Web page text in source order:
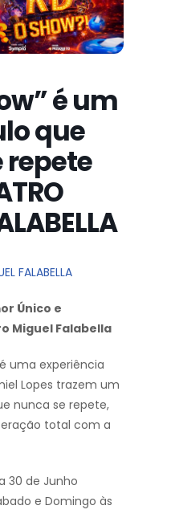
é um
que
repete
FALABELLA
Único e
Miguel Falabella
uma experiência
Lopes trazem um
nunca se repete,
total com a
30 de Junho
e Domingo às